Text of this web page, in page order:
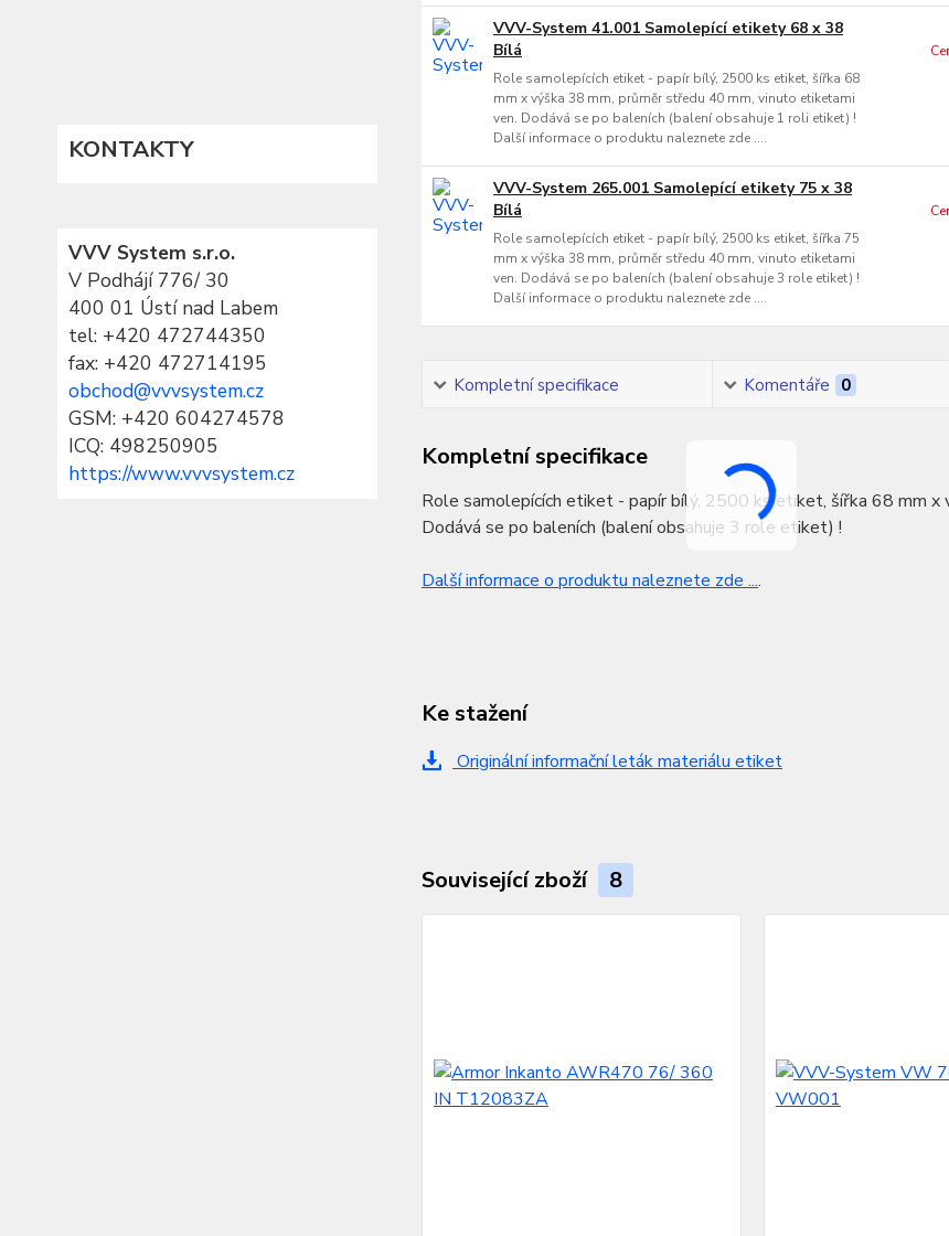
KONTAKTY
VVV System s.r.o.
V Podhájí 776/ 30
400 01 Ústí nad Labem
tel: +420 472744350
fax: +420 472714195
obchod@vvvsystem.cz
GSM: +420 604274578
ICQ: 498250905
https://www.vvvsystem.cz
VVV-System 41.001 Samolepící etikety 68 x 38
Bílá
Role samolepících etiket - papír bílý, 2500 ks etiket, šířka 68
mm x výška 38 mm, průměr středu 40 mm, vinuto etiketami
ven. Dodává se po baleních (balení obsahuje 1 roli etiket) !
Další informace o produktu naleznete zde ....
VVV-System 265.001 Samolepící etikety 75 x 38
Bílá
Role samolepících etiket - papír bílý, 2500 ks etiket, šířka 75
mm x výška 38 mm, průměr středu 40 mm, vinuto etiketami
ven. Dodává se po baleních (balení obsahuje 3 role etiket) !
Další informace o produktu naleznete zde ....
Kompletní specifikace Komentáře 0
Kompletní specifikace
Role samolepících etiket - papír bílý, 2500 ks etiket, šířka 68 mm
Dodává se po baleních (balení obsahuje 3 role etiket) !
Další informace o produktu naleznete zde ....
Ke stažení
Originální informační leták materiálu etiket
Související zboží 8